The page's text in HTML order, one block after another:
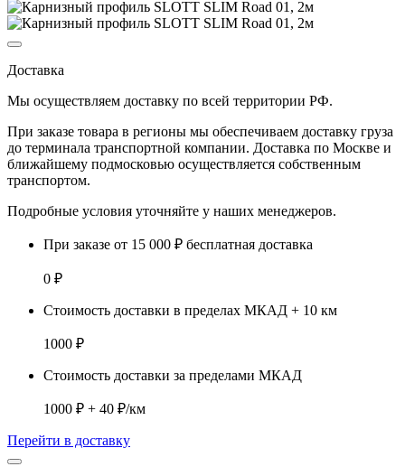
Доставка
Мы осуществляем доставку по всей территории РФ.
При заказе товара в регионы мы обеспечиваем доставку груза
до терминала транспортной компании. Доставка по Москве и
ближайшему подмосковью осуществляется собственным
транспортом.
Подробные условия уточняйте у наших менеджеров.
При заказе от 15 000 ₽ бесплатная доставка
0 ₽
Стоимость доставки в пределах МКАД + 10 км
1000 ₽
Стоимость доставки за пределами МКАД
1000 ₽ + 40 ₽/км
Перейти в доставку